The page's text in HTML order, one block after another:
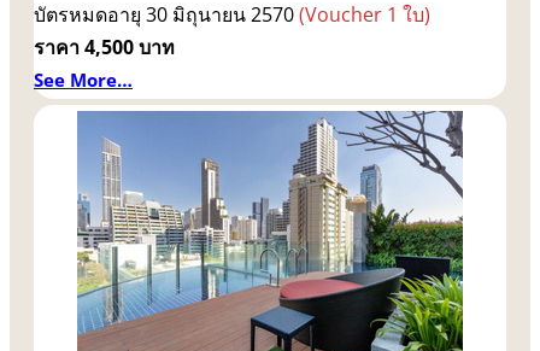
บัตรหมดอายุ 30 มิถุนายน 2570(Voucher 1 ใบ)
ราคา 4,500 บาท
See More…